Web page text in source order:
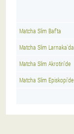
Matcha Slim Baf'ta
Matcha Slim Larnaka'da
Matcha Slim Akrotiri'de
Matcha Slim Episkopi'de